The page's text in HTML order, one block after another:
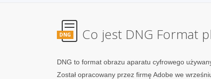
DNG Co jest DNG Format
DNG to format obrazu aparatu cyfrowego
Został opracowany przez firmę Adobe we